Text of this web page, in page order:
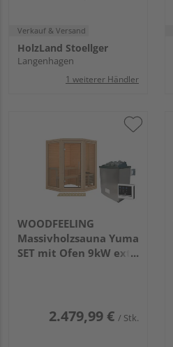
Verkauf & Versand
HolzLand Stoellger
Langenhagen
1 weiterer Händler
WOODFEELING
Massivholzsauna Yuma
SET mit Ofen 9kW ext.
2.479,99 € / Stk.